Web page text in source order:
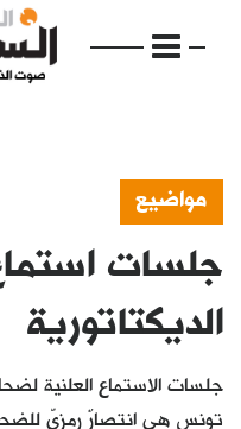
الرئيسية
مواضيع
فكرة
مواضيع
جلسات
الديكتاتورية
جلسات الاستماع العلنية
تونس هي انتصارٌ رمزيّ